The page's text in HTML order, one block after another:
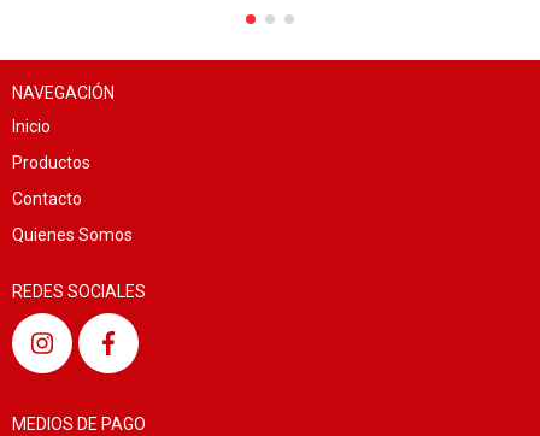
NAVEGACIÓN
Inicio
Productos
Contacto
Quienes Somos
REDES SOCIALES
MEDIOS DE PAGO